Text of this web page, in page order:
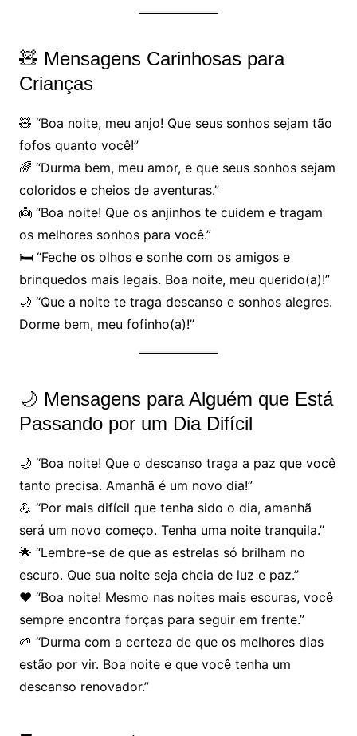
🧸 Mensagens Carinhosas para
Crianças
🧸 “Boa noite, meu anjo! Que seus sonhos sejam tão
fofos quanto você!”
🌈 “Durma bem, meu amor, e que seus sonhos sejam
coloridos e cheios de aventuras.”
👼 “Boa noite! Que os anjinhos te cuidem e tragam
os melhores sonhos para você.”
🛏 “Feche os olhos e sonhe com os amigos e
brinquedos mais legais. Boa noite, meu querido(a)!”
🌙 “Que a noite te traga descanso e sonhos alegres.
Dorme bem, meu fofinho(a)!”
🌙 Mensagens para Alguém que Está
Passando por um Dia Difícil
🌙 “Boa noite! Que o descanso traga a paz que você
tanto precisa. Amanhã é um novo dia!”
💪 “Por mais difícil que tenha sido o dia, amanhã
será um novo começo. Tenha uma noite tranquila.”
🌟 “Lembre-se de que as estrelas só brilham no
escuro. Que sua noite seja cheia de luz e paz.”
❤️ “Boa noite! Mesmo nas noites mais escuras, você
sempre encontra forças para seguir em frente.”
🌱 “Durma com a certeza de que os melhores dias
estão por vir. Boa noite e que você tenha um
descanso renovador.”